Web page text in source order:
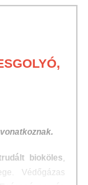
bioköles,
Védőgázas